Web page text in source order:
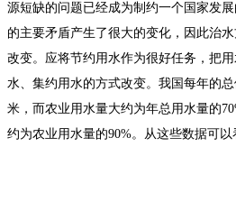
源短缺的问题已经成为制约一个国家发
的主要矛盾产生了很大的变化，因此治
改变。应将节约用水作为很好任务，把
水、集约用水的方式改变。我国每年的
米，而农业用水量大约为年总用水量的
约为农业用水量的90%。从这些数据可以